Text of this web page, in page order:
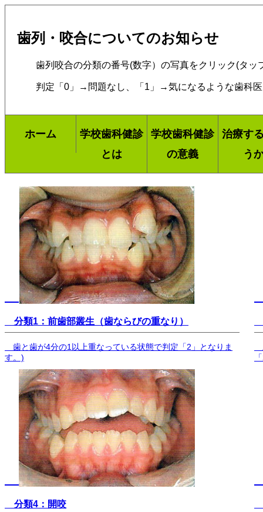
歯列・咬合についてのお知らせ
歯列咬合の分類の番号(数字）の写真をクリック(タッ
判定「0」→問題なし、「1」→気になるような歯科医
ホーム
学校歯科健診
とは
学校歯科健診
の意義
治療す
う
分類1：前歯部叢生（歯ならびの重なり）
歯と歯が4分の1以上重なっている状態で判定「2」となりま
す。)
分類4：開咬